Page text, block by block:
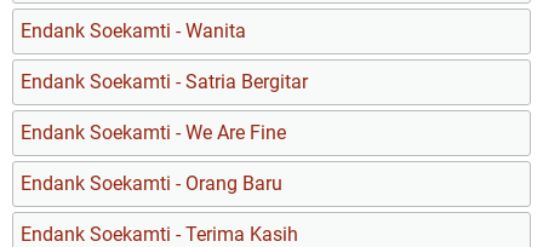
Endank Soekamti - Wanita
Endank Soekamti - Satria Bergitar
Endank Soekamti - We Are Fine
Endank Soekamti - Orang Baru
Endank Soekamti - Terima Kasih